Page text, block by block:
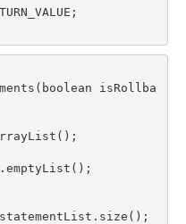
( boolean isRollba